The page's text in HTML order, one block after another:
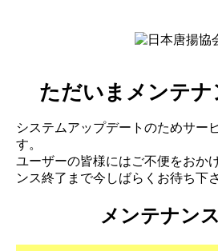
ただいまメンテ
システムアップデートのためサー
す。
ユーザーの皆様にはご不便をおか
ンス終了まで今しばらくお待ち下さ
メンテナン